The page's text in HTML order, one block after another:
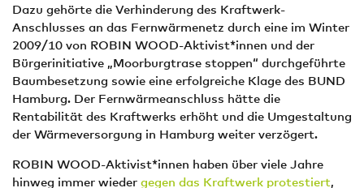
Dazu gehörte die Verhinderung des Kraftwerk-
Anschlusses an das Fernwärmenetz durch eine im Winter
2009/10 von ROBIN WOOD-Aktivist*innen und der
Bürgerinitiative „Moorburgtrase stoppen“ durchgeführte
Baumbesetzung sowie eine erfolgreiche Klage des BUND
Hamburg. Der Fernwärmeanschluss hätte die
Rentabilität des Kraftwerks erhöht und die Umgestaltung
der Wärmeversorgung in Hamburg weiter verzögert.
ROBIN WOOD-Aktivist*innen haben über viele Jahre
hinweg immer wieder gegen das Kraftwerk protestiert,